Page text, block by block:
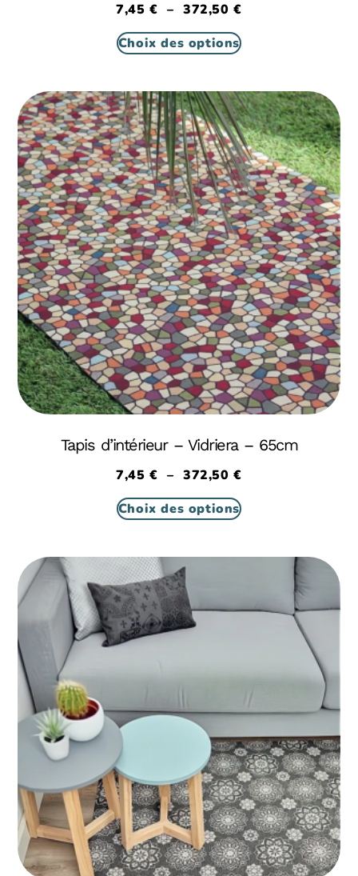
7,45€ – 372,50€
Choix des options
Tapis d’intérieur – Vidriera – 65cm
7,45€ – 372,50€
Choix des options